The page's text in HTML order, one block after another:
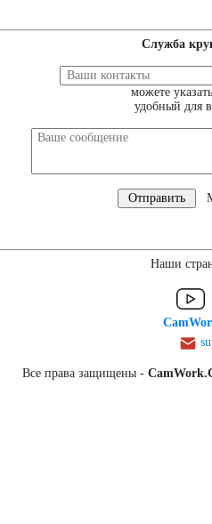
Cлужба
можете
удобный для
Наши
Все права защищены -